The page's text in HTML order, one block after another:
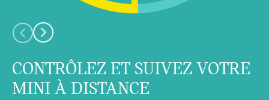
CONTRÔLEZ ET SUIVEZ VOTRE
MINI À DISTANCE